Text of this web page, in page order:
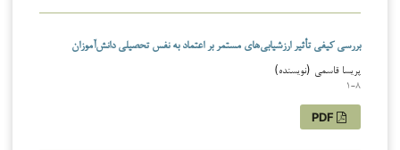
بررسی کیفی تأثیر ارزشیابی‌های مستمر بر اعتماد به نفس تحصیلی دانش‌آموزان
پریسا قاسمی (نویسنده)
1-8